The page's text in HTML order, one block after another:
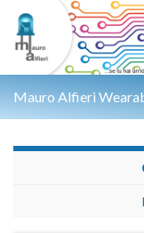
Mauro Alfieri